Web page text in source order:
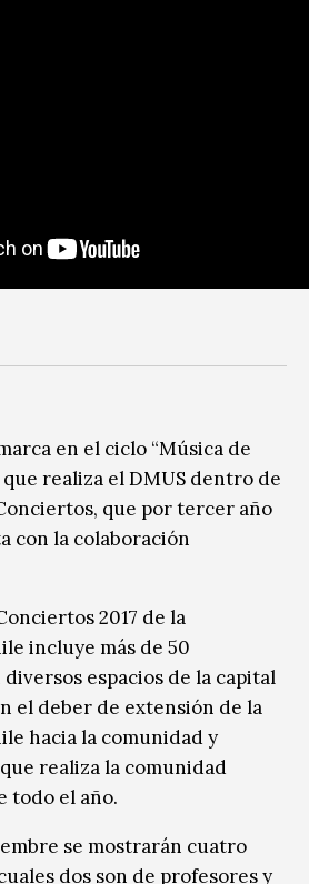
en el ciclo “Música de
que realiza el DMUS dentro de
que por tercer año
con la colaboración
2017 de la
incluye más de 50
espacios de la capital
el deber de extensión de la
hacia la comunidad y
realiza la comunidad
todo el año.
se mostrarán cuatro
dos son de profesores y